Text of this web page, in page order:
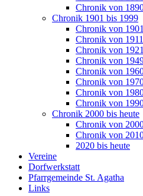
Chronik von
Chronik 1901 bis 1999
Chronik von
Chronik von
Chronik von
Chronik von
Chronik von
Chronik von
Chronik von
Chronik von
Chronik 2000 bis heute
Chronik von
Chronik von
2020 bis heute
Vereine
Dorfwerkstatt
Pfarrgemeinde St. Agatha
Links